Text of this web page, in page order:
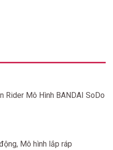
Rider Mô Hình BANDAI SoDo
Mô hình lắp ráp